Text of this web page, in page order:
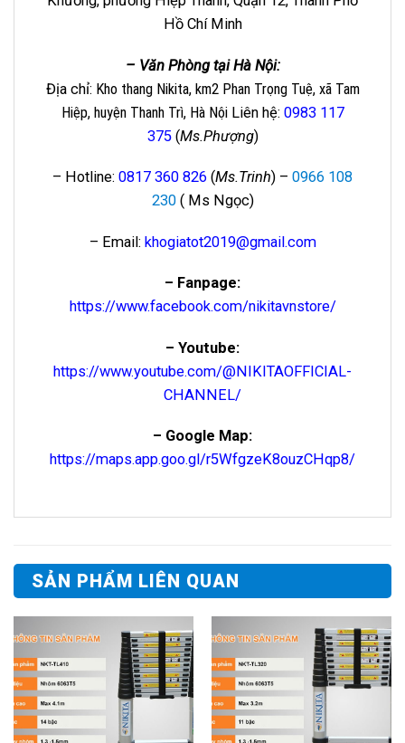
Hồ Chí Minh
– Văn Phòng tại Hà Nội:
Địa chỉ: Kho thang Nikita, km2 Phan Trọng Tuệ, xã Tam
Hiệp, huyện Thanh Trì, Hà Nội Liên hệ: 0983 117
375(Ms.Phượng)
– Hotline: 0817 360 826 (Ms.Trinh) – 0966 108
230( Ms Ngọc)
– Email: khogiatot2019@gmail.com
– Fanpage:
https://www.facebook.com/nikitavnstore/
– Youtube:
https://www.youtube.com/@NIKITAOFFICIAL-
CHANNEL/
– Google Map:
https://maps.app.goo.gl/r5WfgzeK8ouzCHqp8/
SẢN PHẨM LIÊN QUAN